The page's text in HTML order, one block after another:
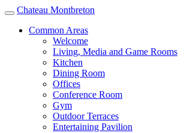
Toggle
navigation
Chateau Montbreton
Common Areas
Welcome
Living, Media and Game Rooms
Kitchen
Dining Room
Offices
Conference Room
Gym
Outdoor Terraces
Entertaining Pavilion